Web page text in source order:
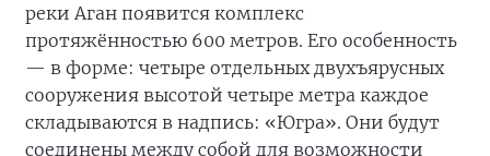
реки Аган появится комплекс
протяжённостью 600 метров. Его особенность
— в форме: четыре отдельных двухъярусных
сооружения высотой четыре метра каждое
складываются в надпись: «Югра». Они будут
соединены между собой для возможности